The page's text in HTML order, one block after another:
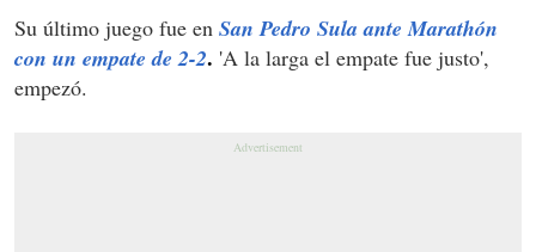
Su último juego fue en San Pedro Sula ante Marathón
con un empate de 2-2. 'A la larga el empate fue justo',
empezó.